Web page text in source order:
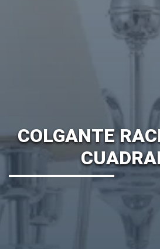
COLGANTE